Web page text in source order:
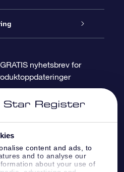
content and ads, to
and to analyse our
about your use of
app
nyhetsbrev for